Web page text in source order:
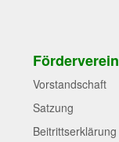
Förderverein
Vorstandschaft
Satzung
Beitrittserklärung